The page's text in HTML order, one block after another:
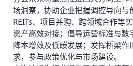
场洞察，协助企业把握调控导向与
REITs、项目并购、跨领域合作等
资产高效对接；倡导运营标准与数
降本增效及低碳发展；发挥桥梁作
求，参与政策优化与市场建设。